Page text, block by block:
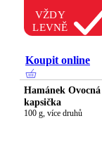
VŽDY
LEVNĚ
Koupit online
Hamánek Ovocná
kapsička
100 g, více druhů